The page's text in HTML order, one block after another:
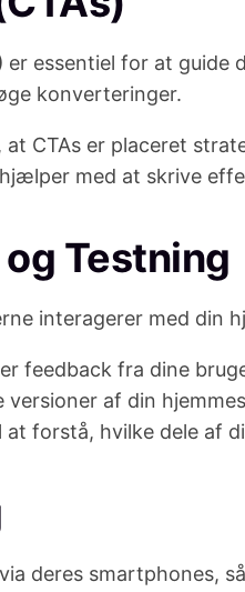
er essentiel for at guide
konverteringer.
at CTAs er placeret
med at skrive
Testning
interagerer med din
feedback fra dine
versioner af din
at forstå, hvilke dele af
deres smartphones,